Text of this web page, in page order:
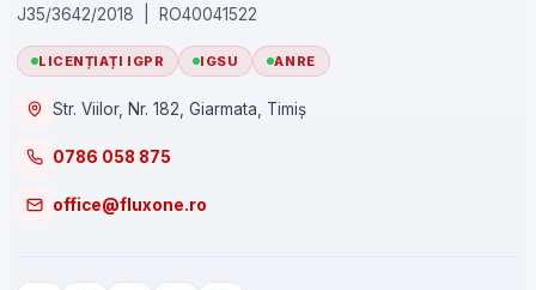
J35/3642/2018 | RO40041522
LICENȚIAȚI IGPR IGSU ANRE
Str. Viilor, Nr. 182, Giarmata, Timiș
0786 058 875
office@fluxone.ro